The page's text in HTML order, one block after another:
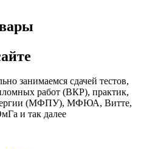
занимаемся сдачей тестов,
работ (ВКР), практик,
(МФПУ), МФЮА, Витте,
и так далее